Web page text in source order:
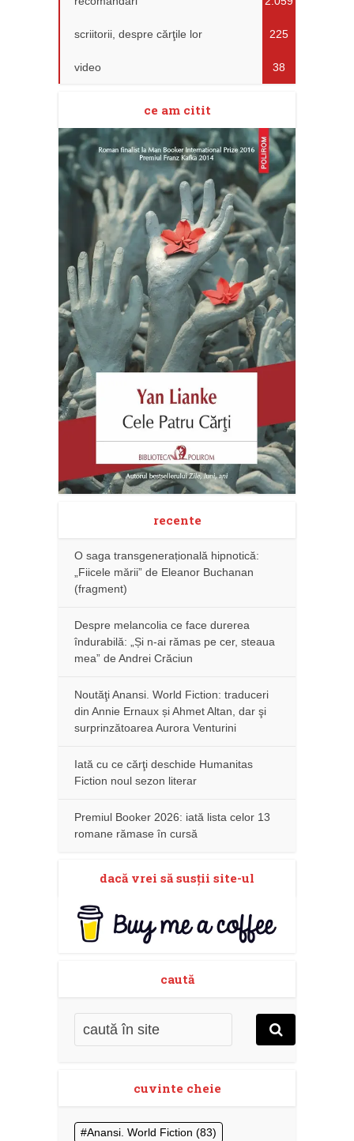
scriitorii, despre cărţile lor 225
video 38
ce am citit
recente
O saga transgenerațională hipnotică:
„Fiicele mării” de Eleanor Buchanan
(fragment)
Despre melancolia ce face durerea
îndurabilă: „Și n-ai rămas pe cer, steaua
mea” de Andrei Crăciun
Noutăţi Anansi. World Fiction: traduceri
din Annie Ernaux și Ahmet Altan, dar şi
surprinzătoarea Aurora Venturini
Iată cu ce cărţi deschide Humanitas
Fiction noul sezon literar
Premiul Booker 2026: iată lista celor 13
romane rămase în cursă
dacă vrei să susţii site-ul
caută
cuvinte cheie
Anansi. World Fiction (83)